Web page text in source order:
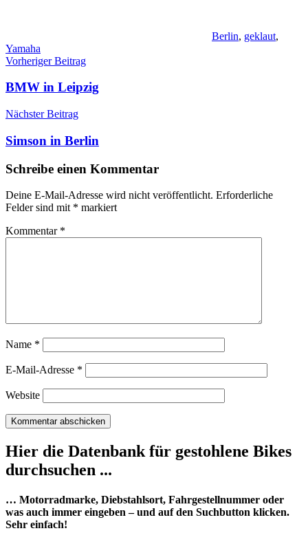
Berlin, geklaut,
Yamaha
Beitragsnavigation
Vorheriger Beitrag
BMW in Leipzig
Nächster Beitrag
Simson in Berlin
Schreibe einen Kommentar
Deine E-Mail-Adresse wird nicht veröffentlicht. Erforderliche
Felder sind mit * markiert
Kommentar *
Name *
E-Mail-Adresse *
Website
Hier die Datenbank für gestohlene Bikes
durchsuchen ...
… Motorradmarke, Diebstahlsort, Fahrgestellnummer oder
was auch immer eingeben – und auf den Suchbutton klicken.
Sehr einfach!